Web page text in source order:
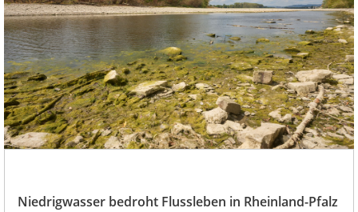
Niedrigwasser bedroht Flussleben in Rheinland-Pfalz